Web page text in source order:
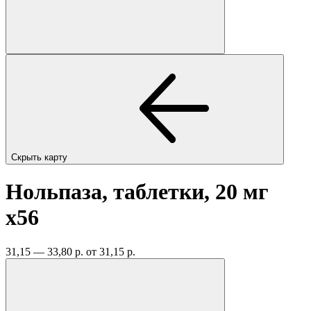
Скрыть карту
Нольпаза, таблетки, 20 мг
x56
31,15 — 33,80 р. от 31,15 р.